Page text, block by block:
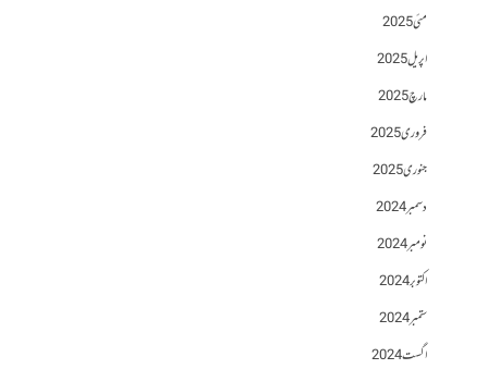
مئی 2025
اپریل 2025
مارچ 2025
فروری 2025
جنوری 2025
دسمبر 2024
نومبر 2024
اکتوبر 2024
ستمبر 2024
اگست 2024